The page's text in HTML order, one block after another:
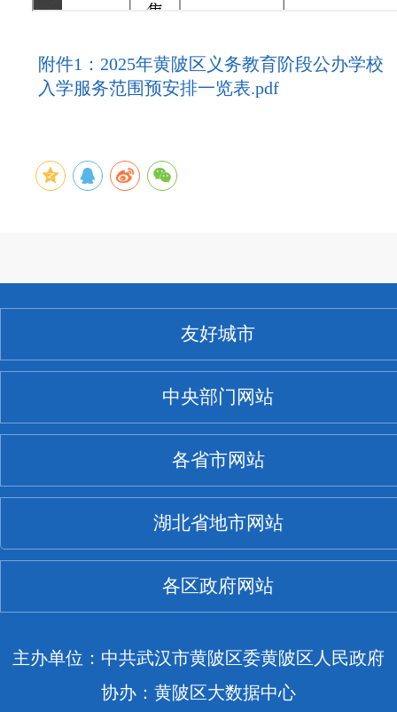
附件1：2025年黄陂区义务教育阶段公办学校
入学服务范围预安排一览表.pdf
友好城市
中央部门网站
各省市网站
湖北省地市网站
各区政府网站
主办单位：中共武汉市黄陂区委黄陂区人民政府
协办：黄陂区大数据中心